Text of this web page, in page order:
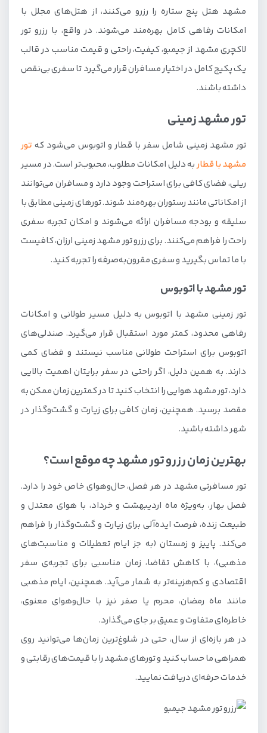
مشهد هتل پنج ستاره را رزرو می‌کنند، از هتل‌های مجلل با
امکانات رفاهی کامل بهره‌مند می‌شوند. در واقع، با رزرو تور
لاکچری مشهد از جیمبو، کیفیت، راحتی و قیمت مناسب در قالب
یک پکیج کامل در اختیار مسافران قرار می‌گیرد تا سفری بی‌نقص
داشته باشند.
تور مشهد زمینی
تور مشهد زمینی شامل سفر با قطار و اتوبوس می‌شود که تور
مشهد با قطاربه دلیل امکانات مطلوب، محبوب‌تر است. در مسیر
ریلی، فضای کافی برای استراحت وجود دارد و مسافران می‌توانند
از امکاناتی مانند رستوران بهره‌مند شوند. تورهای زمینی مطابق با
سلیقه و بودجه مسافران ارائه می‌شوند و امکان تجربه سفری
راحت را فراهم می‌کنند. برای رزرو تور مشهد زمینی ارزان، کافیست
با ما تماس بگیرید و سفری مقرون‌به‌صرفه را تجربه کنید.
تور مشهد با اتوبوس
تور زمینی مشهد با اتوبوس به دلیل مسیر طولانی و امکانات
رفاهی محدود، کمتر مورد استقبال قرار می‌گیرد. صندلی‌های
اتوبوس برای استراحت طولانی مناسب نیستند و فضای کمی
دارند. به همین دلیل، اگر راحتی در سفر برایتان اهمیت بالایی
دارد، تور مشهد هوایی را انتخاب کنید تا در کمترین زمان ممکن به
مقصد برسید. همچنین، زمان کافی برای زیارت و گشت‌و‌گذار در
شهر داشته باشید.
بهترین زمان رزرو تور مشهد چه موقع است؟
تور مسافرتی مشهد در هر فصل، حال‌وهوای خاص خود را دارد.
فصل بهار، به‌ویژه ماه اردیبهشت و خرداد، با هوای معتدل و
طبیعت زنده، فرصت ایده‌آلی برای زیارت و گشت‌وگذار را فراهم
می‌کند. پاییز و زمستان (به جز ایام تعطیلات و مناسبت‌های
مذهبی)، با کاهش تقاضا، زمان مناسبی برای تجربه‌ی سفر
اقتصادی و کم‌هزینه‌تر به شمار می‌آید. همچنین، ایام مذهبی
مانند ماه رمضان، محرم یا صفر نیز با حال‌وهوای معنوی،
خاطره‌ای متفاوت و عمیق بر جای می‌گذارد.
در هر بازه‌ای از سال، حتی در شلوغ‌ترین زمان‌ها می‌توانید روی
همراهی ما حساب کنید و تورهای مشهد را با قیمت‌های رقابتی و
خدمات حرفه‌ای دریافت نمایید.